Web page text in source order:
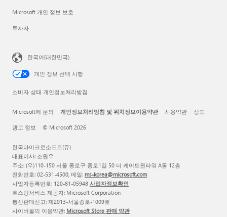
Microsoft 개인 정보 보호
투자자
한국어(대한민국)
개인 정보 선택 사항
소비자 상태 개인정보처리방침
Microsoft에 문의 개인정보처리방침 및 위치정보이용약관 사용약관 상표
광고 정보 © Microsoft 2026
한국마이크로소프트(유)
대표이사: 조원우
주소: (우)110-150 서울 종로구 종로1길 50 더 케이트윈타워 A동 12층
전화번호: 02-531-4500, 메일: ms-korea@microsoft.com
사업자등록번호: 120-81-05948 사업자정보확인
호스팅서비스 제공자: Microsoft Corporation
통신판매신고: 제2013-서울종로-1009호
사이버몰의 이용약관: Microsoft Store 판매 약관